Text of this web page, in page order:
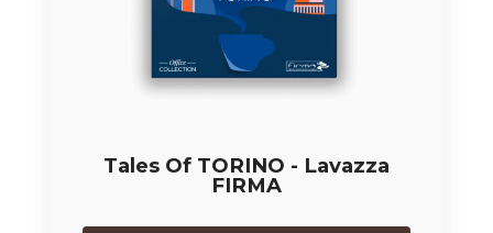
Tales Of TORINO - Lavazza
FIRMA